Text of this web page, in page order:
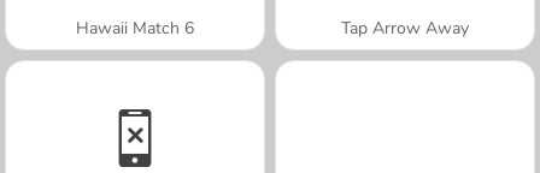
Hawaii Match 6 Tap Arrow Away